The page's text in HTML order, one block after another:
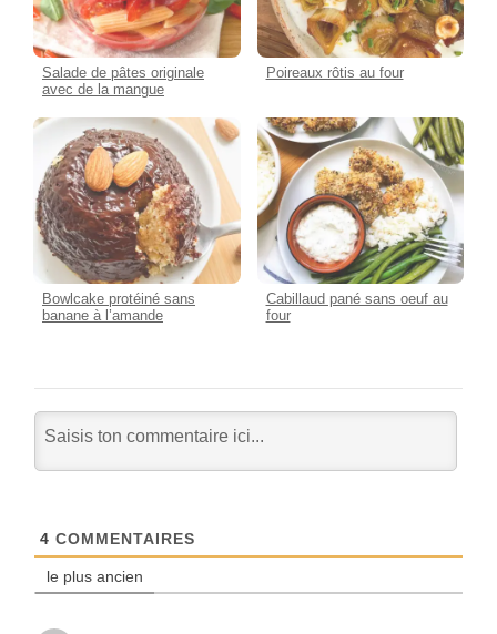
Salade de pâtes originale
avec de la mangue
Poireaux rôtis au four
Bowlcake protéiné sans
banane à l’amande
Cabillaud pané sans oeuf au
four
4 COMMENTAIRES
le plus ancien